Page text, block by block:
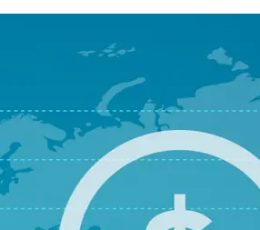
International økonomi